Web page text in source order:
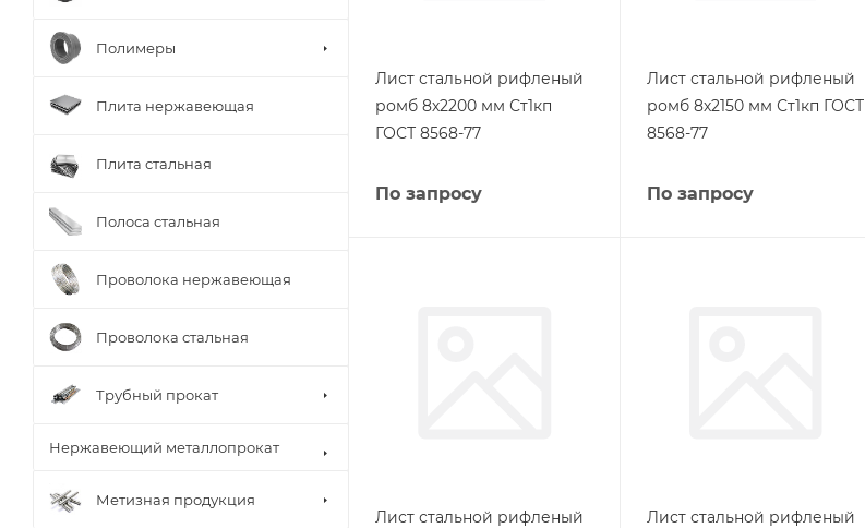
Лист стальной рифленый
ромб 8х2200 мм Ст1кп
ГОСТ 8568-77
По запросу
Лист стальной рифленый
ромб 8х2150 мм Ст1кп ГОСТ
8568-77
По запросу
Лист стальной рифленый
Лист стальной рифленый
Полимеры
Плита нержавеющая
Плита стальная
Полоса стальная
Проволока нержавеющая
Проволока стальная
Трубный прокат
Нержавеющий металлопрокат
Метизная продукция